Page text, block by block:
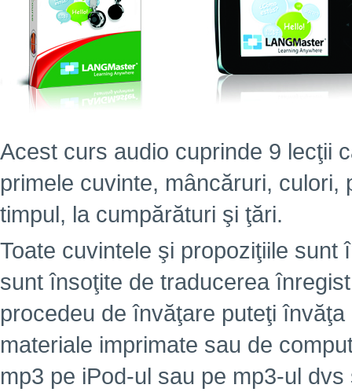
Acest curs audio cuprinde 9 lecţii
primele cuvinte, mâncăruri,
timpul, la cumpărături şi ţări.
Toate cuvintele şi propoziţiile
sunt însoţite de traducerea
procedeu de învăţare puteţi
materiale imprimate sau de
mp3 pe iPod-ul sau pe mp3-ul